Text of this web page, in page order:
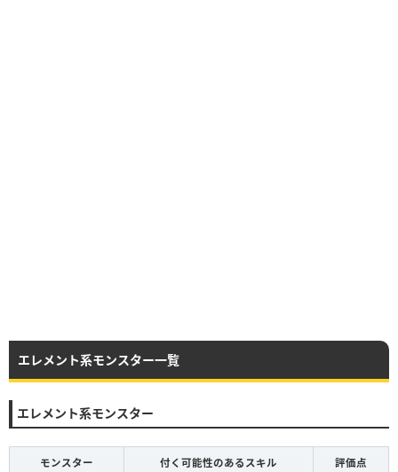
エレメント系モンスター一覧
エレメント系モンスター
モンスター 付く可能性のあるスキル 評価点